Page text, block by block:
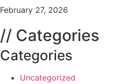
February 27, 2026
// Categories
Categories
Uncategorized